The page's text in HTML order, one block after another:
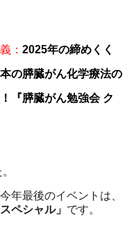
： 2025年の締めくく
の膵臓がん化学療法の
『膵臓がん勉強会 ク
年最後のイベントは、
ペシャル」 です。